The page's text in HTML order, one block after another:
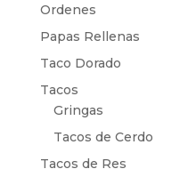
Ordenes
Papas Rellenas
Taco Dorado
Tacos
Gringas
Tacos de Cerdo
Tacos de Res